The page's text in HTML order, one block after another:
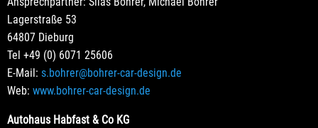
Lagerstraße 53
64807 Dieburg
Tel +49 (0) 6071 25606
E-Mail: s.bohrer@bohrer-car-design.de
Web: www.bohrer-car-design.de
Autohaus Habfast & Co KG